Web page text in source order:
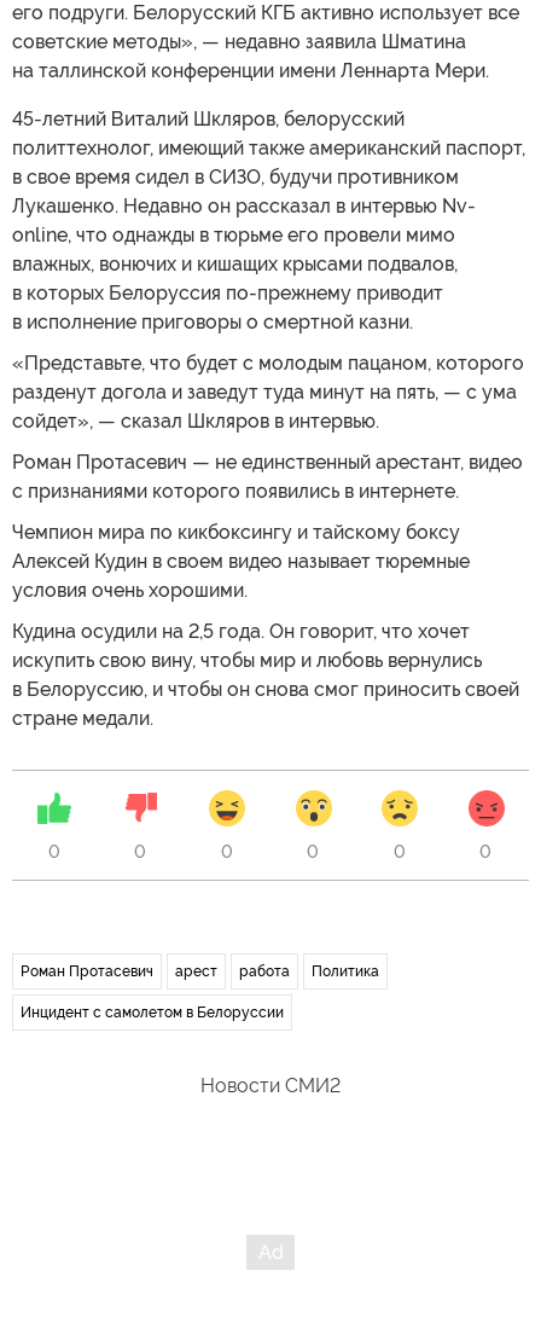
его подруги. Белорусский КГБ активно использует все
советские методы», — недавно заявила Шматина
на таллинской конференции имени Леннарта Мери.
45-летний Виталий Шкляров, белорусский
политтехнолог, имеющий также американский паспорт,
в свое время сидел в СИЗО, будучи противником
Лукашенко. Недавно он рассказал в интервью Nv-
online, что однажды в тюрьме его провели мимо
влажных, вонючих и кишащих крысами подвалов,
в которых Белоруссия по-прежнему приводит
в исполнение приговоры о смертной казни.
«Представьте, что будет с молодым пацаном, которого
разденут догола и заведут туда минут на пять, — с ума
сойдет», — сказал Шкляров в интервью.
Роман Протасевич — не единственный арестант, видео
с признаниями которого появились в интернете.
Чемпион мира по кикбоксингу и тайскому боксу
Алексей Кудин в своем видео называет тюремные
условия очень хорошими.
Кудина осудили на 2,5 года. Он говорит, что хочет
искупить свою вину, чтобы мир и любовь вернулись
в Белоруссию, и чтобы он снова смог приносить своей
стране медали.
0 0 0 0 0 0
Роман Протасевич арест работа Политика
Инцидент с самолетом в Белоруссии
Новости СМИ2